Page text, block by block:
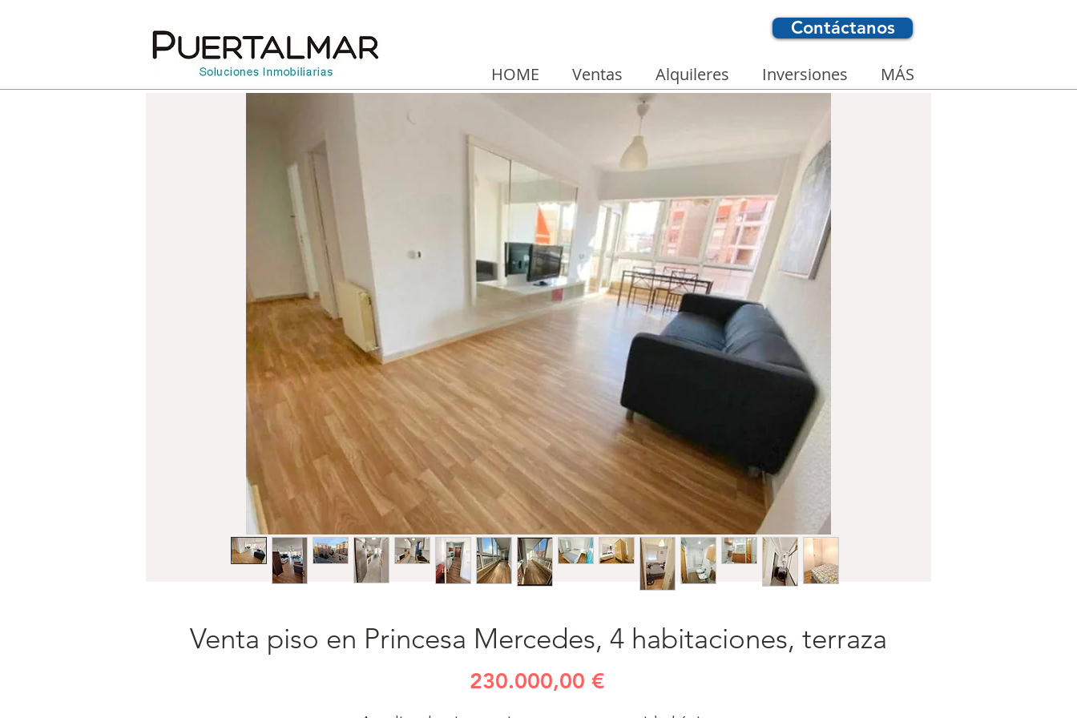
HOME Ventas Alquileres Inversiones MÁS
Contáctanos
Venta piso en Princesa Mercedes, 4 habitaciones, terraza
230.000,00 €Precio